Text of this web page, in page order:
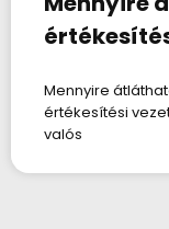
Mennyire
értékesítési
valós